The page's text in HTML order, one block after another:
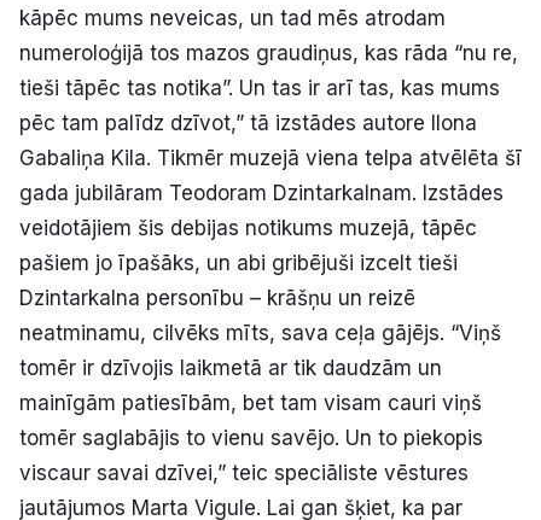
kāpēc mums neveicas, un tad mēs atrodam
numeroloģijā tos mazos graudiņus, kas rāda “nu re,
tieši tāpēc tas notika”. Un tas ir arī tas, kas mums
pēc tam palīdz dzīvot,” tā izstādes autore Ilona
Gabaliņa Kila. Tikmēr muzejā viena telpa atvēlēta šī
gada jubilāram Teodoram Dzintarkalnam. Izstādes
veidotājiem šis debijas notikums muzejā, tāpēc
pašiem jo īpašāks, un abi gribējuši izcelt tieši
Dzintarkalna personību – krāšņu un reizē
neatminamu, cilvēks mīts, sava ceļa gājējs. “Viņš
tomēr ir dzīvojis laikmetā ar tik daudzām un
mainīgām patiesībām, bet tam visam cauri viņš
tomēr saglabājis to vienu savējo. Un to piekopis
viscaur savai dzīvei,” teic speciāliste vēstures
jautājumos Marta Vigule. Lai gan šķiet, ka par